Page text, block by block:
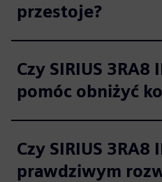
przestoje?
Czy SIRIUS 3RA8
pomóc obniżyć
Czy SIRIUS 3RA8
prawdziwym